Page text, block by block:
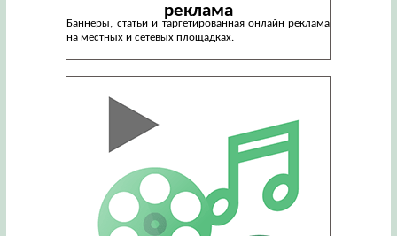
реклама
Баннеры, статьи и таргетированная онлайн реклама
на местных и сетевых площадках.